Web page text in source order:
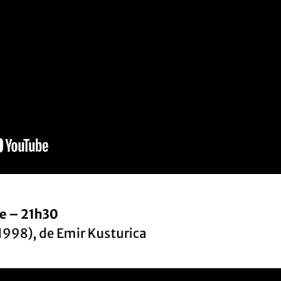
– 21h30
de Emir Kusturica